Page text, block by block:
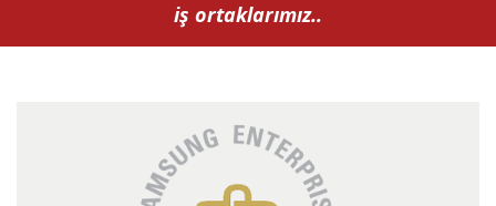
iş ortaklarımız..